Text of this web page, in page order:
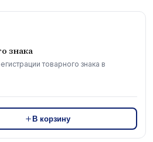
знака
товарного знака в
В корзину